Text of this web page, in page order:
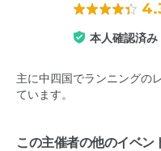
本人確認済み
主に中四国でランニングの
ています。
この主催者の他のイベン